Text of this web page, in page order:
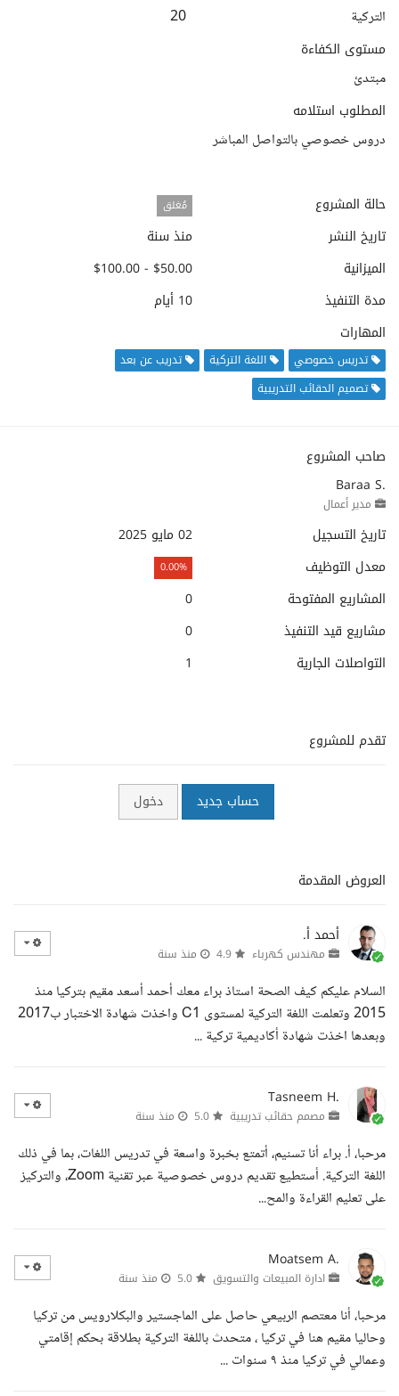
التركية
20
مستوى الكفاءة
مبتدئ
المطلوب استلامه
دروس خصوصي بالتواصل المباشر
حالة المشروع مُغلق
تاريخ النشر
منذ سنة
الميزانية
$50.00 - $100.00
مدة التنفيذ
10 أيام
المهارات
تدريس خصوصي اللغة التركية
تدريب عن بعد
تصميم الحقائب التدريبية
صاحب المشروع
Baraa S.
مدير أعمال
تاريخ التسجيل
02 مايو 2025
معدل التوظيف
0.00%
المشاريع المفتوحة
0
مشاريع قيد التنفيذ
0
التواصلات الجارية
1
تقدم للمشروع
حساب جديد دخول
العروض المقدمة
أحمد أ.
مهندس كهرباء منذ سنة
السلام عليكم كيف الصحة استاذ براء معك أحمد أسعد مقيم بتركيا منذ
2015 وتعلمت اللغة التركية لمستوى C1 واخذت شهادة الاختبار ب2017
وبعدها اخذت شهادة أكاديمية تركية ...
Tasneem H.
مصمم حقائب تدريبية منذ سنة
مرحبا، أ. براء أنا تسنيم، أتمتع بخبرة واسعة في تدريس اللغات، بما في ذلك
اللغة التركية. أستطيع تقديم دروس خصوصية عبر تقنية Zoom، والتركيز
على تعليم القراءة والمح...
Moatsem A.
ادارة المبيعات والتسويق منذ سنة
مرحبا، أنا معتصم الربيعي حاصل على الماجستير والبكلارويس من تركيا
وحاليا مقيم هنا في تركيا ، متحدث باللغة التركية بطلاقة بحكم إقامتي
وعمالي في تركيا منذ ٩ سنوات ...